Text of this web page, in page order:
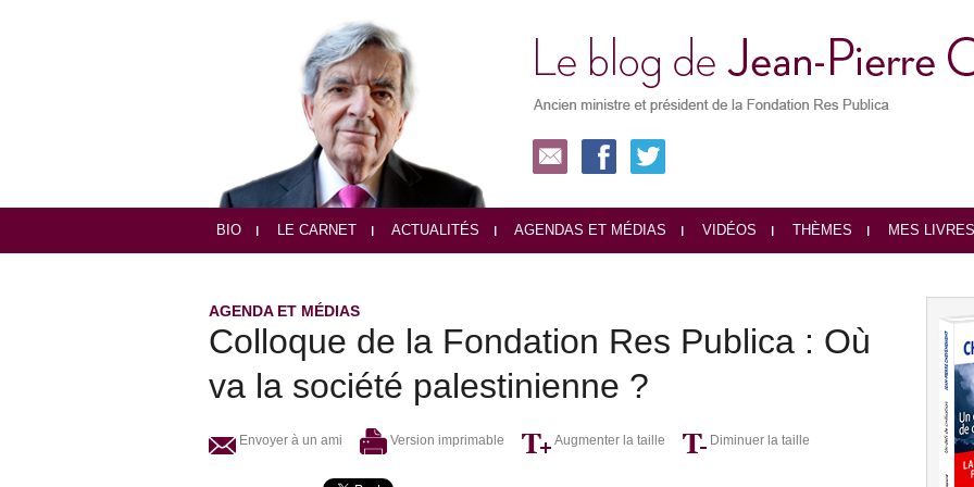
BIO LE CARNET ACTUALITÉS AGENDAS ET MÉDIAS VIDÉOS THÈMES MES LIVRES
AGENDA ET MÉDIAS
Colloque de la Fondation Res Publica : Où
va la société palestinienne ?
Envoyer à un ami Version imprimable Augmenter la taille Diminuer la taille